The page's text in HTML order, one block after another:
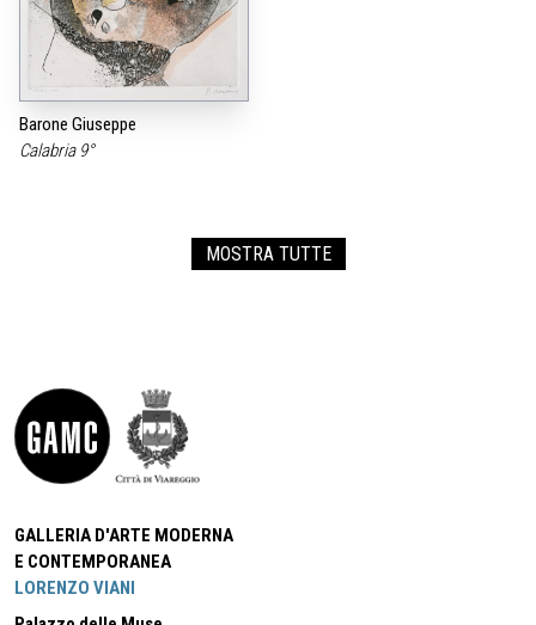
Barone Giuseppe
Calabria 9°
MOSTRA TUTTE
GALLERIA D'ARTE MODERNA
E CONTEMPORANEA
LORENZO VIANI